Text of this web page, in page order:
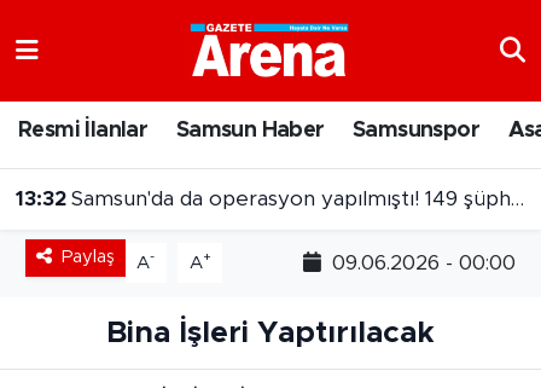
Resmi İlanlar Samsun Haber Samsunspor
13:32 Samsun'da da operasyon yapılmıştı! 149 şüpheliye dava
Paylaş A- A+ 09.06.2026 - 00:00
Bina İşleri Yaptırılacak
Samsun Namaz Vakitleri
Trafik Durumu
Süper Lig Puan Durumu ve Fikstür